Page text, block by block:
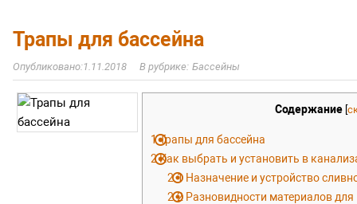
Трапы для бассейна
1.11.2018 Бассейны
Содержание
1Трапы для бассейна
2Как выбрать и установить в
2.1 Назначение и устройство
2.2 Разновидности материалов